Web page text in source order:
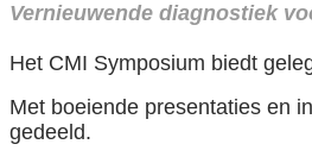
Vernieuwende diagnostiek
Het CMI Symposium biedt
Met boeiende presentaties en
gedeeld.